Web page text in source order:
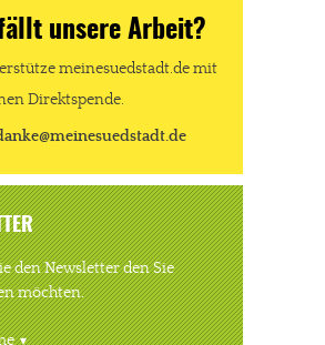
unsere Arbeit?
meinesuedstadt.de mit
Direktspende.
den Newsletter den Sie
möchten.